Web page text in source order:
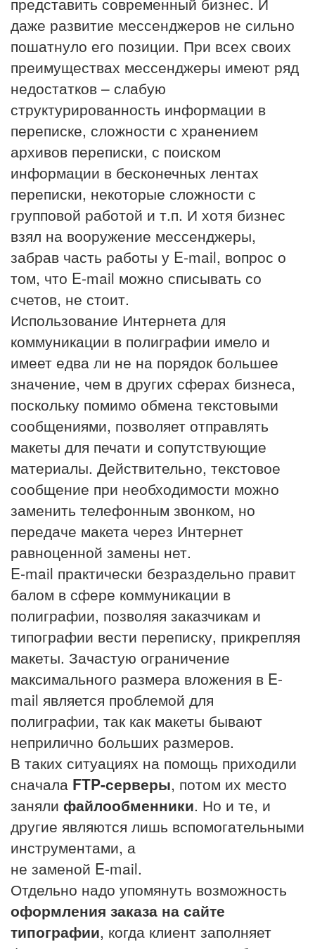
даже развитие мессенджеров не сильно
пошатнуло его позиции. При всех своих
преимуществах мессенджеры имеют ряд
недостатков – слабую
структурированность информации в
переписке, сложности с хранением
архивов переписки, с поиском
информации в бесконечных лентах
переписки, некоторые сложности с
групповой работой и т.п. И хотя бизнес
взял на вооружение мессенджеры,
забрав часть работы у E-mail, вопрос о
том, что E-mail можно списывать со
счетов, не стоит.
Использование Интернета для
коммуникации в полиграфии имело и
имеет едва ли не на порядок большее
значение, чем в других сферах бизнеса,
поскольку помимо обмена текстовыми
сообщениями, позволяет отправлять
макеты для печати и сопутствующие
материалы. Действительно, текстовое
сообщение при необходимости можно
заменить телефонным звонком, но
передаче макета через Интернет
равноценной замены нет.
E-mail практически безраздельно правит
балом в сфере коммуникации в
полиграфии, позволяя заказчикам и
типографии вести переписку, прикрепляя
макеты. Зачастую ограничение
максимального размера вложения в E-
mail является проблемой для
полиграфии, так как макеты бывают
неприлично больших размеров.
В таких ситуациях на помощь приходили
сначала FTP-серверы, потом их место
заняли файлообменники. Но и те, и
другие являются лишь вспомогательными
инструментами, а
не заменой E-mail.
Отдельно надо упомянуть возможность
оформления заказа на сайте
типографии, когда клиент заполняет